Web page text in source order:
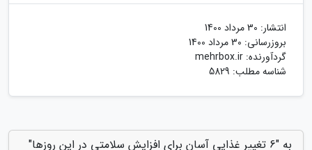
انتشار: 30 مرداد 1400
بروزرسانی: 30 مرداد 1400
گردآورنده: mehrbox.ir
شناسه مطلب: 5829
به "6 تغییر غذایی آسان برای افزایش سلامتی در این روزها"